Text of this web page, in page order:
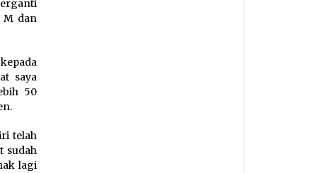
M dan
saya
50
telah
sudah
lagi